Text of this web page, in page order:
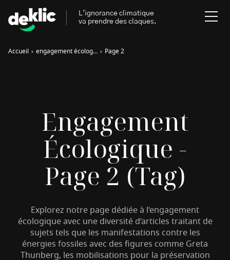
Accueil › engagement écologique › Page 2
Engagement
Écologique -
Page 2 (tag)
Explorez notre page dédiée à l’engagement
écologique avec une diversité d’articles traitant de
sujets tels que les manifestations contre les
énergies fossiles avec des figures comme Greta
Thunberg, les mobilisations pour la préservation
L'ignorance climatique
va prendre des claques.
Rechercher
Aides, bons plans & cie
Énergies renouvelables
Mobilités durables
Inspiré.es inspirant.es
:
Les mots clés les plus
recherchés sur Deklic
Transition Écologique deklic kids
interview Volte-face influenceur.se